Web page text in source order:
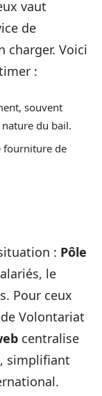
vaut
de
charger. Voici
:
souvent
du bail.
fourniture de
: Pôle
le
Pour ceux
Volontariat
centralise
simplifiant